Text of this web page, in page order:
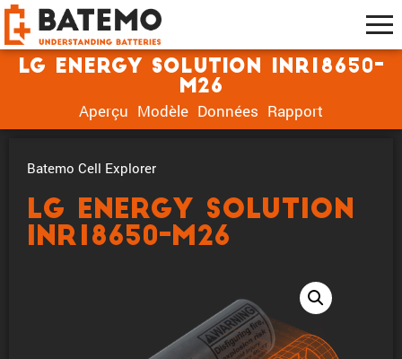
LG Energy Solution INR18650-
M26
Aperçu Modèle Données Rapport
Batemo Cell Explorer
LG Energy Solution
INR18650-M26